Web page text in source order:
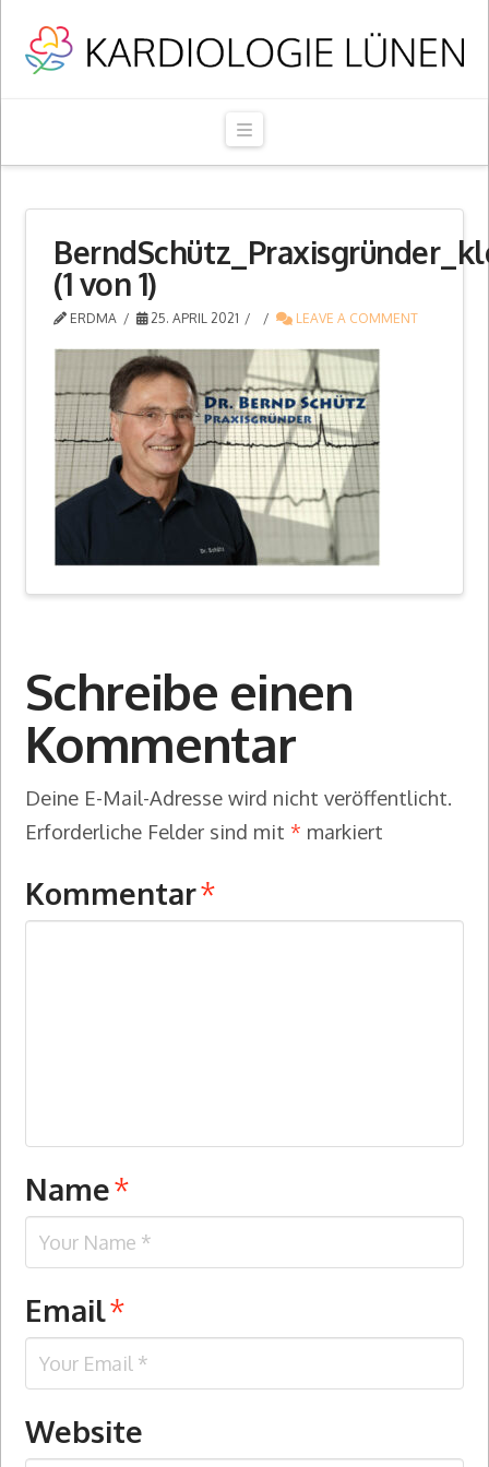
Navigation
(1 von 1)
ERDMA 25. APRIL 2021 LEAVE A COMMENT
Schreibe einen
Kommentar
Deine E-Mail-Adresse wird nicht veröffentlicht.
Erforderliche Felder sind mit * markiert
Kommentar*
Name*
Email*
Website